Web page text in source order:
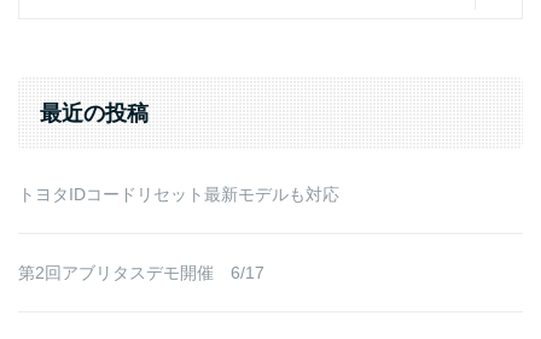
最近の投稿
トヨタIDコードリセット最新モデルも対応
第2回アブリタスデモ開催 6/17